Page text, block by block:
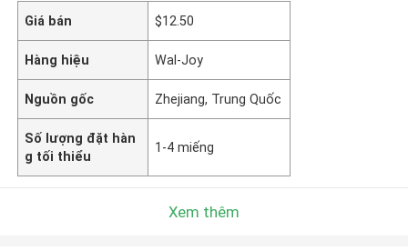
Giá bán $12.50
Hàng hiệu Wal-Joy
Nguồn gốc Zhejiang, Trung Quốc
Số lượng đặt hàn
g tối thiểu
1-4 miếng
Xem thêm